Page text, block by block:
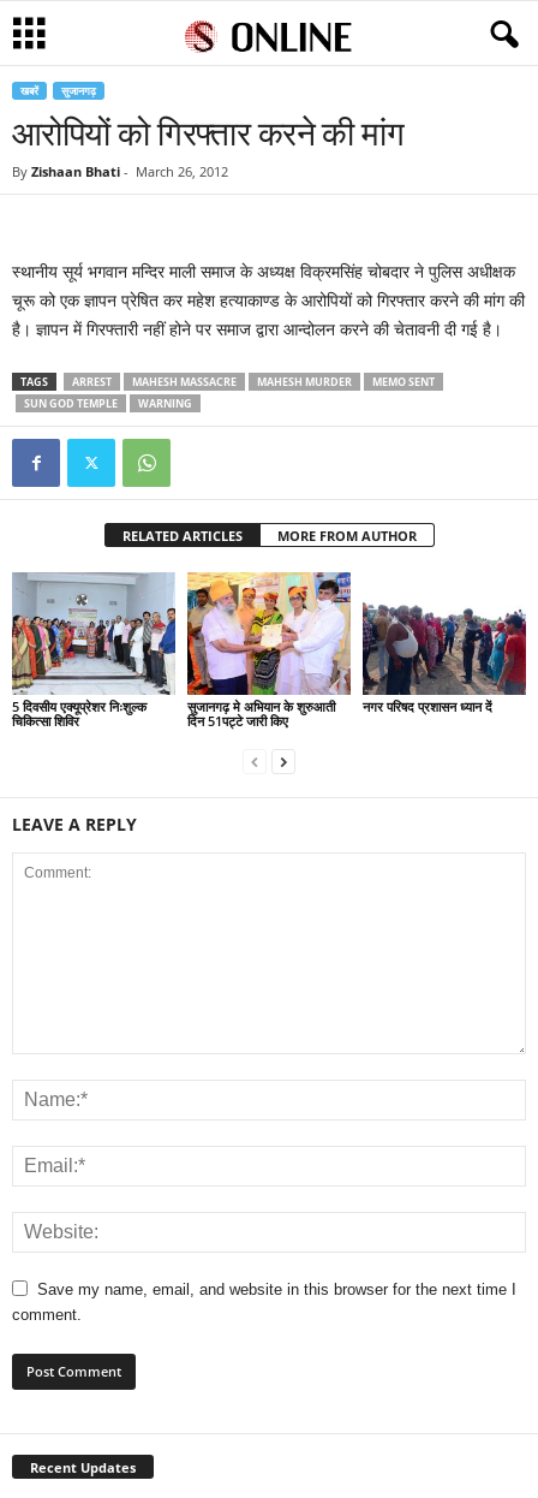
खबरें सुजानगढ़
आरोपियों को गिरफ्तार करने की मांग
By Zishaan Bhati - March 26, 2012
स्थानीय सूर्य भगवान मन्दिर माली समाज के अध्यक्ष विक्रमसिंह चोबदार ने पुलिस अधीक्षक
चूरू को एक ज्ञापन प्रेषित कर महेश हत्याकाण्ड के आरोपियों को गिरफ्तार करने की मांग की
है। ज्ञापन में गिरफ्तारी नहीं होने पर समाज द्वारा आन्दोलन करने की चेतावनी दी गई है।
TAGS ARREST MAHESH MASSACRE MAHESH MURDER
MEMO SENT
SUN GOD TEMPLE
WARNING
RELATED ARTICLES MORE FROM AUTHOR
5 दिवसीय एक्यूप्रेशर निःशुल्क
चिकित्सा शिविर
सुजानगढ़ मे अभियान के शुरुआती
दिन 51पट्टे जारी किए
नगर परिषद प्रशासन ध्यान दें
LEAVE A REPLY
Save my name, email, and website in this browser for the next time I
comment.
Recent Updates